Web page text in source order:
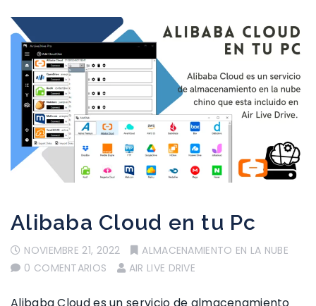
Alibaba Cloud en tu Pc
NOVIEMBRE 21, 2022
ALMACENAMIENTO EN LA NUBE
0 COMENTARIOS
AIR LIVE DRIVE